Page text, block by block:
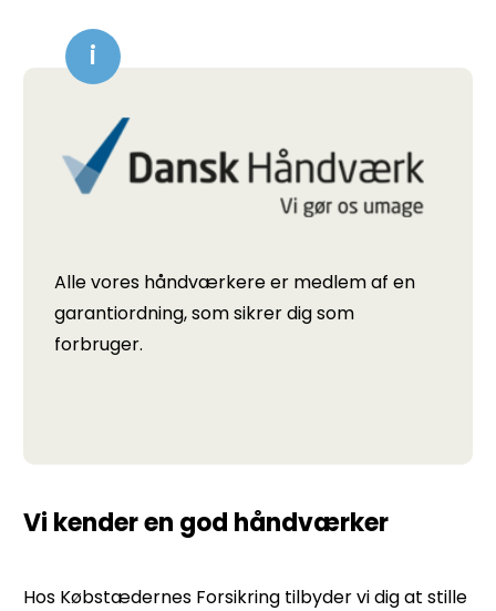
Alle vores håndværkere er medlem af en
garantiordning, som sikrer dig som
forbruger.
Vi kender en god håndværker
Hos Købstædernes Forsikring tilbyder vi dig at stille